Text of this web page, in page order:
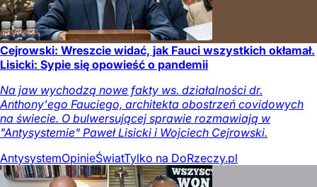
Cejrowski: Wreszcie widać, jak Fauci wszystkich okłamał.
Lisicki: Sypie się opowieść o pandemii
Na jaw wychodzą nowe fakty ws. działalności dr.
Anthony'ego Fauciego, architekta obostrzeń covidowych
na świecie. O bulwersującej sprawie rozmawiają w
"Antysystemie" Paweł Lisicki i Wojciech Cejrowski.
AntysystemOpinieŚwiatTylko na DoRzeczy.pl